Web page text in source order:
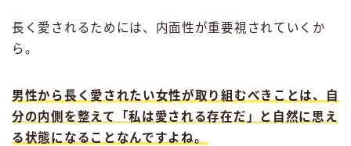
長く愛されるためには、内面性が重要視されていくか
ら。
男性から長く愛されたい女性が取り組むべきことは、
自
分の内側を整えて「私は愛される存在だ」と自然に思え
る状態になることなんですよね。